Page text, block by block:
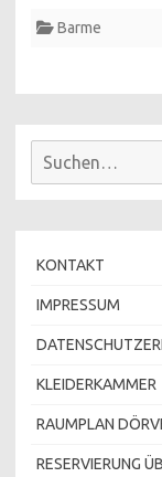
Barme
Suchen
KONTAKT
IMPRESSUM
KLEIDERKAMMER
RAUMPLAN
RESERVIERUNG